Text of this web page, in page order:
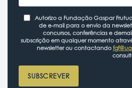
Autorizo a Fundação Gaspar
de e-mail para o envio da
concursos, conferências e
subscrição em qualquer momento
newsletter ou contactando
SUBSCREVER